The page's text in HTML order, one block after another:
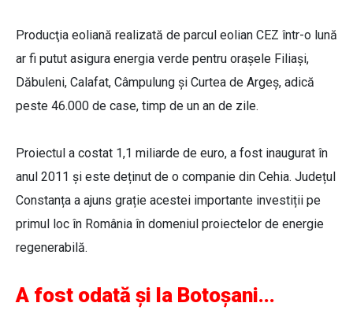
Producţia eoliană realizată de parcul eolian CEZ într-o lună
ar fi putut asigura energia verde pentru oraşele Filiaşi,
Dăbuleni, Calafat, Câmpulung şi Curtea de Argeş, adică
peste 46.000 de case, timp de un an de zile.
Proiectul a costat 1,1 miliarde de euro, a fost inaugurat în
anul 2011 și este deținut de o companie din Cehia. Județul
Constanța a ajuns grație acestei importante investiții pe
primul loc în România în domeniul proiectelor de energie
regenerabilă.
A fost odată și la Botoșani...